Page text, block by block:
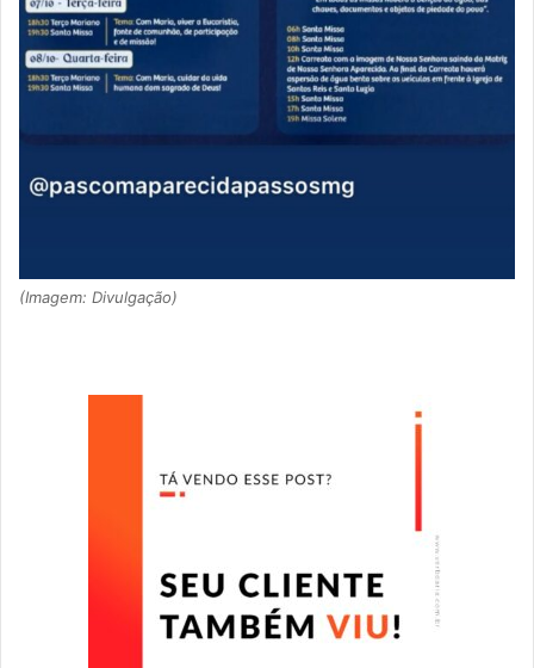
(Imagem: Divulgação)